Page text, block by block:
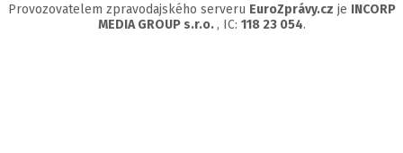
Provozovatelem zpravodajského serveru EuroZprávy.cz je INCORP
MEDIA GROUP s.r.o. , IC: 118 23 054.